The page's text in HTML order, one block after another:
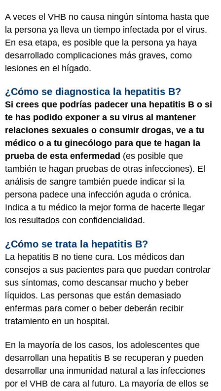
A veces el VHB no causa ningún síntoma hasta que
la persona ya lleva un tiempo infectada por el virus.
En esa etapa, es posible que la persona ya haya
desarrollado complicaciones más graves, como
lesiones en el hígado.
¿Cómo se diagnostica la hepatitis B?
Si crees que podrías padecer una hepatitis B o si
te has podido exponer a su virus al mantener
relaciones sexuales o consumir drogas, ve a tu
médico o a tu ginecólogo para que te hagan la
prueba de esta enfermedad (es posible que
también te hagan pruebas de otras infecciones). El
análisis de sangre también puede indicar si la
persona padece una infección aguda o crónica.
Indica a tu médico la mejor forma de hacerte llegar
los resultados con confidencialidad.
¿Cómo se trata la hepatitis B?
La hepatitis B no tiene cura. Los médicos dan
consejos a sus pacientes para que puedan controlar
sus síntomas, como descansar mucho y beber
líquidos. Las personas que están demasiado
enfermas para comer o beber deberán recibir
tratamiento en un hospital.
En la mayoría de los casos, los adolescentes que
desarrollan una hepatitis B se recuperan y pueden
desarrollar una inmunidad natural a las infecciones
por el VHB de cara al futuro. La mayoría de ellos se